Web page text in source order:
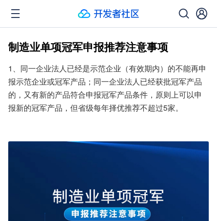
制造业单项冠军申报推荐注意事项
1、同一企业法人已经是示范企业（有效期内）的不能再申
报示范企业或冠军产品；同一企业法人已经获批冠军产品
的，又有新的产品符合申报冠军产品条件，原则上可以申
报新的冠军产品，但省级每年择优推荐不超过5家。